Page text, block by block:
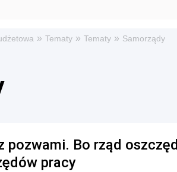
» Tematy » Tematy » Samorządy
pozwami. Bo rząd
pracy